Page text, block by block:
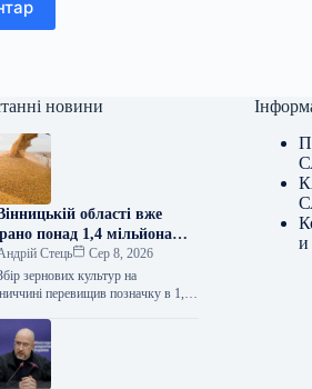
новини
області вже
понад 1,4 мільйона
зерна, при цьому
перевищує
минулого року –
Стець
Сер 8, 2026
зернових культур на
перевищив позначку в 1,4
військової адміністрації
и